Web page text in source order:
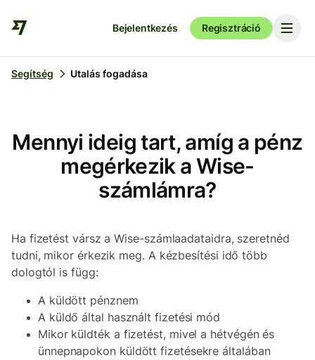
Bejelentkezés Regisztráció
Segítség Utalás fogadása
Mennyi ideig tart, amíg a pénz
megérkezik a Wise-
számlámra?
Ha fizetést vársz a Wise-számlaadataidra, szeretnéd
tudni, mikor érkezik meg. A kézbesítési idő több
dologtól is függ:
A küldött pénznem
A küldő által használt fizetési mód
Mikor küldték a fizetést, mivel a hétvégén és
ünnepnapokon küldött fizetésekre általában